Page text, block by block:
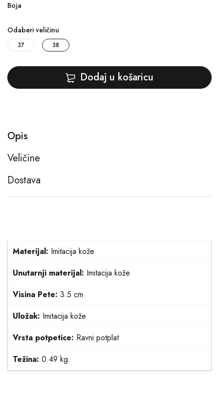
Boja
Odaberi veličinu
37 38
Dodaj u košaricu
Opis
Veličine
Dostava
Materijal: Imitacija kože
Unutarnji materijal: Imitacija kože
Visina Pete: 3.5 cm
Uložak: Imitacija kože
Vrsta potpetice: Ravni potplat
Težina: 0.49 kg.